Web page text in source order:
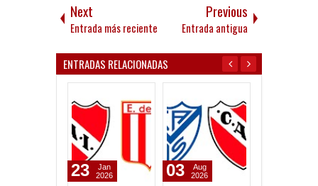
Next
Entrada más reciente
Previous
Entrada antigua
ENTRADAS RELACIONADAS
23
Jan
2026
03
Aug
2026